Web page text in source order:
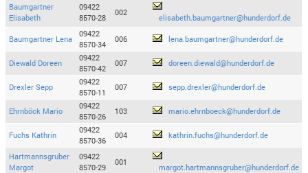
Baumgartner
Elisabeth
09422
8570-28
002
elisabeth.baumgartner@hunderdorf.de
Baumgartner Lena
09422
8570-34
006 lena.baumgartner@hunderdorf.de
Diewald Doreen
09422
8570-42
007 doreen.diewald@hunderdorf.de
Drexler Sepp
09422
8570-11
007 sepp.drexler@hunderdorf.de
Ehrnböck Mario
09422
8570-26
103 mario.ehrnboeck@hunderdorf.de
Fuchs Kathrin
09422
8570-36
004 kathrin.fuchs@hunderdorf.de
Hartmannsgruber
Margot
09422
8570-29
001
margot.hartmannsgruber@hunderdorf.de